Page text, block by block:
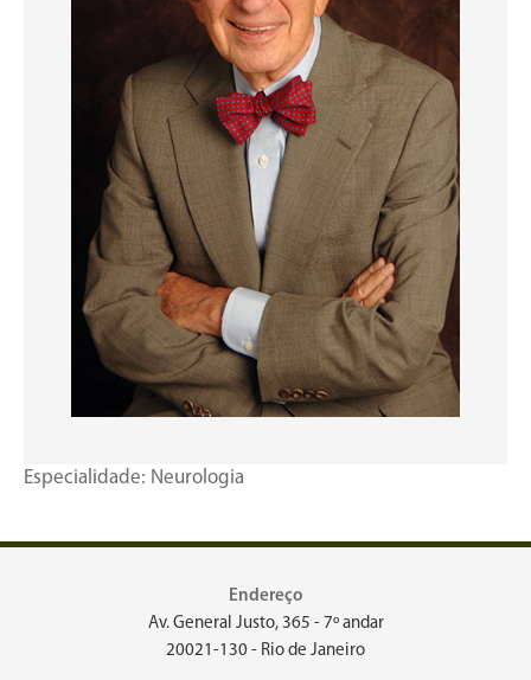
Especialidade: Neurologia
Endereço
Av. General Justo, 365 - 7º andar
20021-130 - Rio de Janeiro